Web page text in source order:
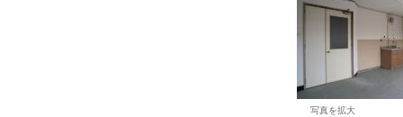
写真を拡大